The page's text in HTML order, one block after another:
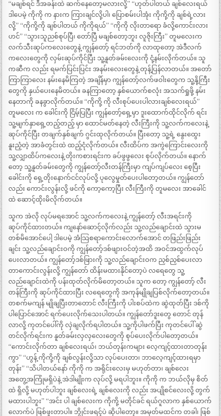
“မချစ်ရင် ဒီအခန်းထဲ ဆက်နေတော့မလားလို့” “ဟုတ်ပါတယ် ချစ်လေးရယ်
ဒါပေမဲ့ ကိုကို က နားက ကြားချင်လို့ပါ၊ ပြောစမ်းပါအုံး ကိုကို့ကို ချစ်ရဲ့လား
လို့” “ကိုကို့ကို ချစ်ပါတယ် ကိုကိုရယ်” “ကိုကို လိုးတာရော ခံလို့ကောင်းလား
ဟင်” “သွားသူညစ်စုပ်ပြီ၊ တော်ပြီ မချစ်တော့ဘူး လူဇိုးကြီး” တူမလေးက
လက်သီးဆုပ်ကလေးတွေနဲ့ ကျွန်တော့် ရင်ဘတ်ကို လာထုတော့ အဲဒီလက်
ကလေးတွေကို လှမ်းဆုပ်ကိုင်ပြီး သူ့နူတ်ခမ်းလေးကို ငုံ့နမ်းလိုက်တယ်။ သူ
ကဆီက လည်း ရမက်ပြင်းပြင်း အနမ်းလေးတွေနဲ့ တုန့်ပြန်လာတယ်။ အတော်
ကြာကြာလေး နမ်းနေမိကြတဲ့ အချိန်မှာ ကျွန်တော့်လက်ဖဝါးတွေက သူ့နို့ကြီး
တွေကို နှယ်ပေးနေမိတယ်။ ခနကြာတော့ နှစ်ယောက်စလုံး အသက်ရှုဖို့ နမ်း
နေတာကို ခနခွာလိုက်တယ်။ “ကိုကို့ ကို လီးစုပ်ပေးပါလားချစ်လေးရယ်”
တူမလေး က ခေါင်းကို ငြိမ့်ပြပြီး ကျွန်တော့်ရှေ့မှာ ဒူးထောက်ထိုင်လိုက် ရင်း
သူ့မျက်နှာရှေ့တည့်တည့် မှာ ထောင်မတ်နေတဲ့ လီးကြီးကို သူ့လက်ကလေးနဲ့
ဆုပ်ကိုင်ပြီး တချက်နှစ်ချက် ဂွင်းထုလိုက်တယ်။ ပြီးတော့ သူ့ရဲ့ နွေးထွေး
နူးညံ့တဲ့ အာခံတွင်းထဲ ထည့်ငုံလိုက်တယ်။ လီးထိပ်က အကွဲကြောင်းလေးကို
သူ့လျှာထိပ်ကလေးနဲ့ တိုးကစားရင်းက ခပ်ဖွဖွလေး စုပ်လိုက်တယ်။ နောက်
တော့ သူ့နူတ်ခမ်းတွေကို ကျွန်တော့်လီးတန်ကြီးမှာ ကျပ်ကျပ်လေး စေ့ပြီး
ခေါင်းကို ရှေ့တိုးနောက်ငင်လုပ်လို့ ပုလွေမှုတ်ပေးပါတော့တယ်။ ကျွန်တော်
လည်း ကောင်းလွန်းလို့ ဖင်ကို ကော့ကော့ပြီး လီးကြီးကို တူမလေး အာခေါင်
ထဲ ဆောင့်ထိုးမိလိုက်တယ်။
သူက အဲလို လုပ်မရအောင် သူ့လက်ကလေးနဲ့ ကျွန်တော့် လီးအရင်းကို
ဆုပ်ကိုင်ထားတယ်။ ကျနော်ဆောင့်လိုက်လည်း သူ့လည်ချောင်းထဲ သွားမ
တစ်မိအောင်ပေါ့ ဒါပေမဲ့ အံသြစရာကောင်းလောက်အောင် တဖြည်းဖြည်း
ချင်း သူ့လည်ချောင်းဝကို ကျွန်တော့်ဒစ်ဖျားဝင်တဲ့အထိ အဝင်အထွက်လုပ်
ပေးလာတယ်။ ကျွန်တော့်ဒစ်ဖြားကို သူ့လည်ချောင်းဝက ညှစ်ညှစ်ပေးလာ
တာကောင်းလွန်းလို့ ကျွန်တော် ထိန်းမထားနိုင်တော့ပဲ လရေတွေ သူ့
လည်ချောင်းထဲကို ပန်းထုတ်လိုက်မိတော့တယ်။ သူက တော့ ကျွန်တော့် လီး
တန်ကြီးကို ဆုပ်ကိုင်ထားပြီး လရေတွေကို အကုန်မျိုချပြစ်လိုက်တော့တယ်။
တစက်မကျန် မျိုချပြီးတာတောင် လီးကြီးကို ပါးစပ်ထဲက ဆွဲထုတ်ပြီး ဒစ်ကို
ပါပြောင်အောင် ရက်ပေးလိုက်သေးပါတယ်။ ကျွန်တော်ဒူးတွေ တောင် တုန်
လာလို့ ကုတင်ပေါ်ကို လှဲချလိုက်ရပါတယ်။ သူ့ကိုပါဖက်ပြီး ကုတင်ပေါ် ဆွဲ
တင်လိုက်ရင်းက နူတ်ခမ်းလှလှလေးတွေကို စုပ်ပေးလိုက်ပါတော့တယ်။
“ကောင်းလိုက်တာ ချစ်လေးရယ်၊ ဘယ်တုန်းကများ လေ့ကျင့်ထားတာတုန်း
ကွာ” “ဟွန့် ကိုကို့ကို ချစ်လွန်းလို့သာ လုပ်ပေးတာ၊ ဘာလေ့ကျင့်ထားရမှာ
တုန်း” “သိပါတယ်နော် ကိုကို က အရိုင်းလေးမှ မဟုတ်တာ၊ ချစ်လေး
အတွေ့အကြုံမရှိပဲနဲ့ အဲဒါမျိုးက လုပ်လို့ မရပါဘူး။ ကိုကို က ဘယ်လိုမှ စိတ်
ထဲ ရှိလို့ မဟုတ်ပါဘူး ချစ်လေးရဲ့ ချစ်လေးကို လည်း အပျိုစင်လေးလို့ တွက်
မထားပါဘူး” “အင်း ပါ ချစ်လေးက ကိုကို့ မတိုင်ခင် ရယ်ဂူလာက နှစ်ယောက်
လောက်ပဲ ဖြစ်ဖူးတာပါ။ ဘွိုင်းဖရင့်ပဲ ဆိုပါတော့။ အမှတ်မထင်က တခါ၊ ဖြစ်